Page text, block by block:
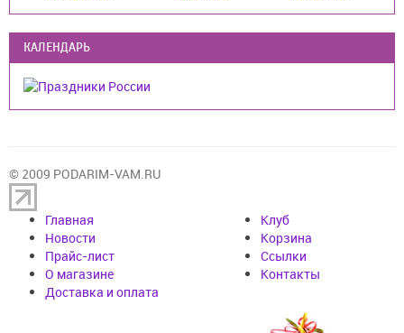
КАЛЕНДАРЬ
© 2009 PODARIM-VAM.RU
Главная
Новости
Прайс-лист
О магазине
Доставка и оплата
Клуб
Корзина
Cсылки
Контакты